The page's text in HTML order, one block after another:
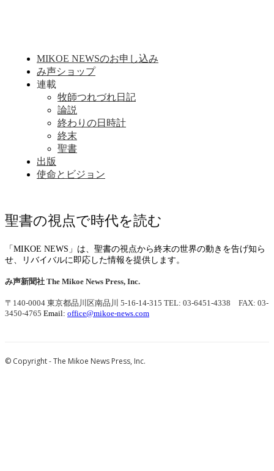
MIKOE NEWSのお申し込み
み声ショップ
連載
牧師つれづれ日記
論説
終わりの日時計
終末
聖書
出版
使命とビジョン
聖書の視点で時代を読む
「MIKOE NEWS」は、聖書の視点から終末の世界の動きを告げ知ら
せ、リバイバルに即応した情報を提供します。
み声新聞社 The Mikoe News Press, Inc.
〒140-0004 東京都品川区南品川 5-16-14-315 TEL: 03-6451-4338 FAX: 03-
3450-4765 Email: office@mikoe-news.com
© Copyright - The Mikoe News Press, Inc.